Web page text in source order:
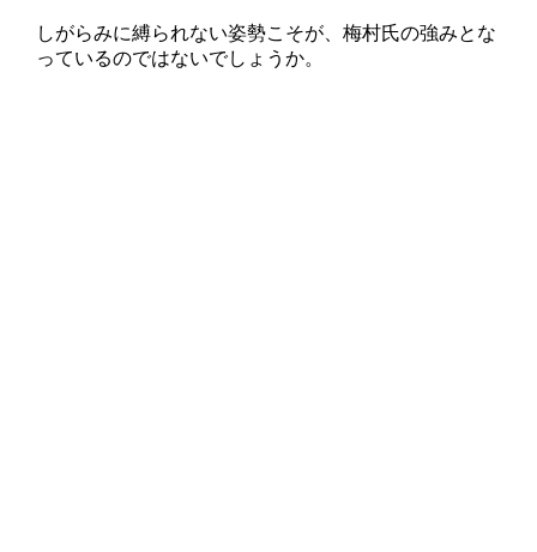
しがらみに縛られない姿勢こそが、梅村氏の強みとな
っているのではないでしょうか。